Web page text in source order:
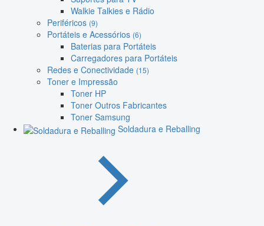
Walkie Talkies e Rádio
Periféricos (9)
Portáteis e Acessórios (6)
Baterias para Portáteis
Carregadores para Portáteis
Redes e Conectividade (15)
Toner e Impressão
Toner HP
Toner Outros Fabricantes
Toner Samsung
Soldadura e Reballing